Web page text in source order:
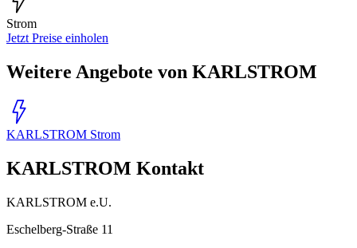
Strom
Jetzt Preise einholen
Weitere Angebote von KARLSTROM
KARLSTROM Strom
KARLSTROM Kontakt
KARLSTROM e.U.
Eschelberg-Straße 11